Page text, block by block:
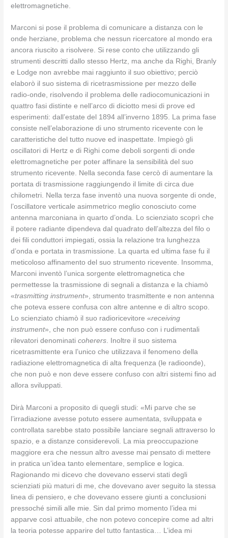
elettromagnetiche.
Marconi si pose il problema di comunicare a distanza con le
onde herziane, problema che nessun ricercatore al mondo era
ancora riuscito a risolvere. Si rese conto che utilizzando gli
strumenti descritti dallo stesso Hertz, ma anche da Righi, Branly
e Lodge non avrebbe mai raggiunto il suo obiettivo; perciò
elaborò il suo sistema di ricetrasmissione per mezzo delle
radio-onde, risolvendo il problema delle radiocomunicazioni in
quattro fasi distinte e nell’arco di diciotto mesi di prove ed
esperimenti: dall’estate del 1894 all’inverno 1895. La prima fase
consiste nell’elaborazione di uno strumento ricevente con le
caratteristiche del tutto nuove ed inaspettate. Impiegò gli
oscillatori di Hertz e di Righi come deboli sorgenti di onde
elettromagnetiche per poter affinare la sensibilità del suo
strumento ricevente. Nella seconda fase cercò di aumentare la
portata di trasmissione raggiungendo il limite di circa due
chilometri. Nella terza fase inventò una nuova sorgente di onde,
l’oscillatore verticale asimmetrico meglio conosciuto come
antenna marconiana in quarto d’onda. Lo scienziato scoprì che
il potere radiante dipendeva dal quadrato dell’altezza del filo o
dei fili conduttori impiegati, ossia la relazione tra lunghezza
d’onda e portata in trasmissione. La quarta ed ultima fase fu il
meticoloso affinamento del suo strumento ricevente. Insomma,
Marconi inventò l’unica sorgente elettromagnetica che
permettesse la trasmissione di segnali a distanza e la chiamò
«trasmitting instrument», strumento trasmittente e non antenna
che poteva essere confusa con altre antenne e di altro scopo.
Lo scienziato chiamò il suo radioricevitore «receiving
instrument», che non può essere confuso con i rudimentali
rilevatori denominaticoherers. Inoltre il suo sistema
ricetrasmittente era l’unico che utilizzava il fenomeno della
radiazione elettromagnetica di alta frequenza (le radioonde),
che non può e non deve essere confuso con altri sistemi fino ad
allora sviluppati.
Dirà Marconi a proposito di quegli studi: «Mi parve che se
l’irradiazione avesse potuto essere aumentata, sviluppata e
controllata sarebbe stato possibile lanciare segnali attraverso lo
spazio, e a distanze considerevoli. La mia preoccupazione
maggiore era che nessun altro avesse mai pensato di mettere
in pratica un’idea tanto elementare, semplice e logica.
Ragionando mi dicevo che dovevano esservi stati degli
scienziati più maturi di me, che dovevano aver seguito la stessa
linea di pensiero, e che dovevano essere giunti a conclusioni
pressoché simili alle mie. Sin dal primo momento l’idea mi
apparve così attuabile, che non potevo concepire come ad altri
la teoria potesse apparire del tutto fantastica… L’idea mi